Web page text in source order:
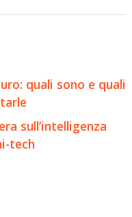
quali sono e quali
sull’intelligenza
tech